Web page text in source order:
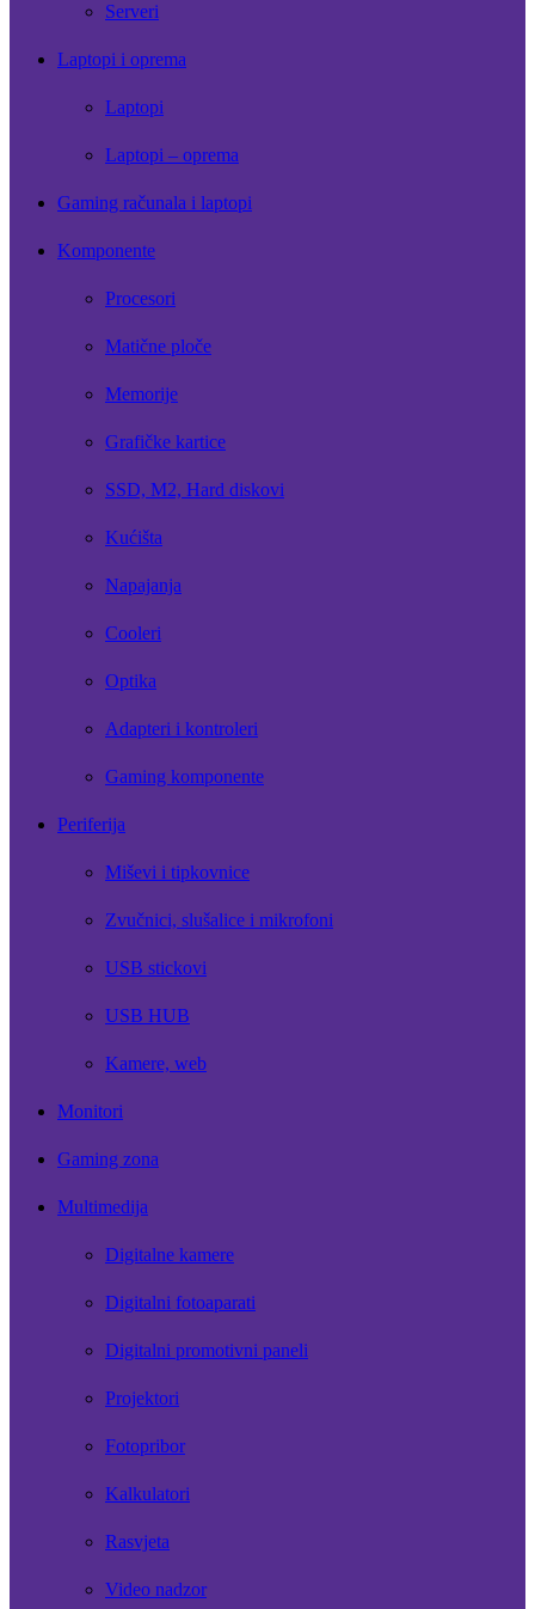
Serveri
Laptopi i oprema
Laptopi
Laptopi – oprema
Gaming računala i laptopi
Komponente
Procesori
Matične ploče
Memorije
Grafičke kartice
SSD, M2, Hard diskovi
Kućišta
Napajanja
Cooleri
Optika
Adapteri i kontroleri
Gaming komponente
Periferija
Miševi i tipkovnice
Zvučnici, slušalice i mikrofoni
USB stickovi
USB HUB
Kamere, web
Monitori
Gaming zona
Multimedija
Digitalne kamere
Digitalni fotoaparati
Digitalni promotivni paneli
Projektori
Fotopribor
Kalkulatori
Rasvjeta
Video nadzor